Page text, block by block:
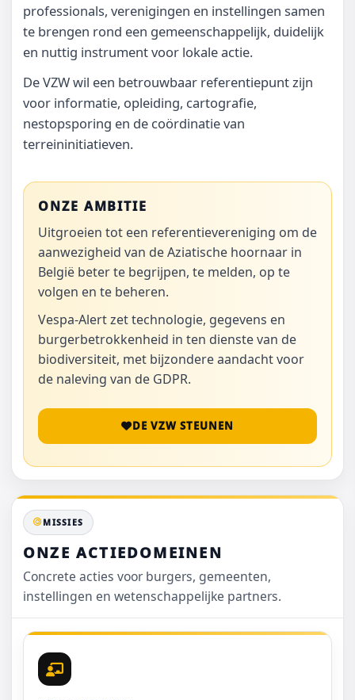
professionals, verenigingen en instellingen samen
te brengen rond een gemeenschappelijk, duidelijk
en nuttig instrument voor lokale actie.
De VZW wil een betrouwbaar referentiepunt zijn
voor informatie, opleiding, cartografie,
nestopsporing en de coördinatie van
terreininitiatieven.
ONZE AMBITIE
Uitgroeien tot een referentievereniging om de
aanwezigheid van de Aziatische hoornaar in
België beter te begrijpen, te melden, op te
volgen en te beheren.
Vespa-Alert zet technologie, gegevens en
burgerbetrokkenheid in ten dienste van de
biodiversiteit, met bijzondere aandacht voor
de naleving van de GDPR.
DE VZW STEUNEN
MISSIES
ONZE ACTIEDOMEINEN
Concrete acties voor burgers, gemeenten,
instellingen en wetenschappelijke partners.